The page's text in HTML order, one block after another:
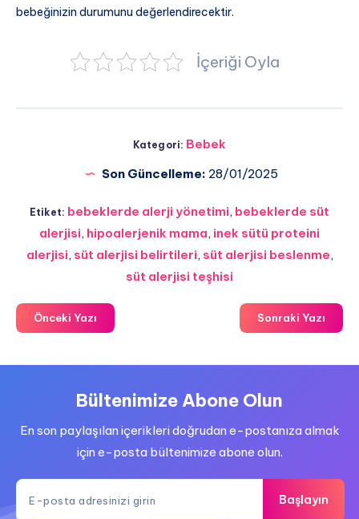
bebeğinizin durumunu değerlendirecektir.
İçeriği Oyla
Kategori: Bebek
Son Güncelleme: 28/01/2025
Etiket: bebeklerde alerji yönetimi, bebeklerde süt
alerjisi, hipoalerjenik mama, inek sütü proteini
alerjisi, süt alerjisi belirtileri, süt alerjisi beslenme,
süt alerjisi teşhisi
Önceki Yazı Sonraki Yazı
Bültenimize Abone Olun
En son paylaşılan içerikleri doğrudan e-postanıza almak
için e-posta bültenimize abone olun.
Başlayın